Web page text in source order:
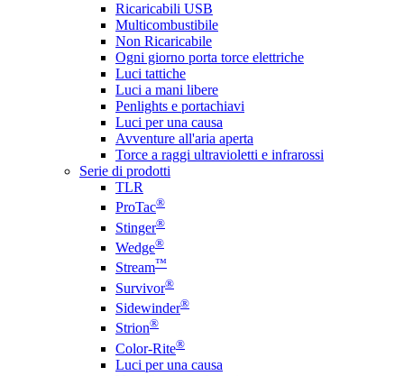
Ricaricabili USB
Multicombustibile
Non Ricaricabile
Ogni giorno porta torce elettriche
Luci tattiche
Luci a mani libere
Penlights e portachiavi
Luci per una causa
Avventure all'aria aperta
Torce a raggi ultravioletti e infrarossi
Serie di prodotti
TLR
ProTac®
Stinger®
Wedge®
Stream™
Survivor®
Sidewinder®
Strion®
Color-Rite®
Luci per una causa